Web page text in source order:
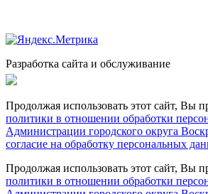
Разработка сайта и обслуживание
Продолжая использовать этот сайт, Вы
политики в отношении обработки
Администрации городского округа
согласие на обработку персональных
Продолжая использовать этот сайт, Вы
политики в отношении обработки